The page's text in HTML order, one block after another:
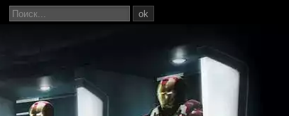
ok